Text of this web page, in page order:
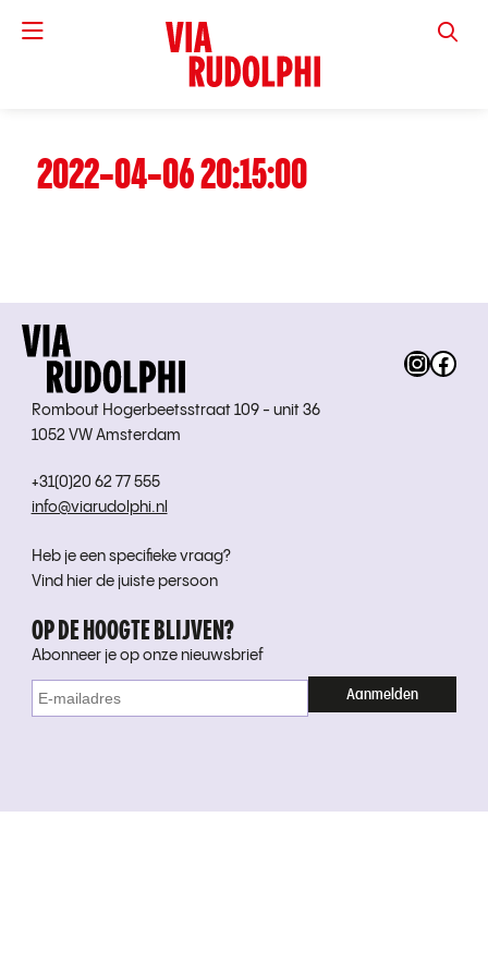
VIA
2022-04-06 20:15:00
Rombout Hogerbeetsstraat 109 - unit 36
1052 VW Amsterdam
+31(0)20 62 77 555
info@viarudolphi.nl
Heb je een specifieke vraag?
Vind hier de juiste persoon
OP DE HOOGTE BLIJVEN?
Abonneer je op onze nieuwsbrief